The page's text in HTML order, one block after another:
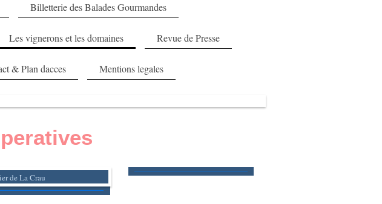
Billetterie des Balades Gourmandes
Les vignerons et les domaines Revue de Presse
& Plan dacces Mentions legales
de La Crau